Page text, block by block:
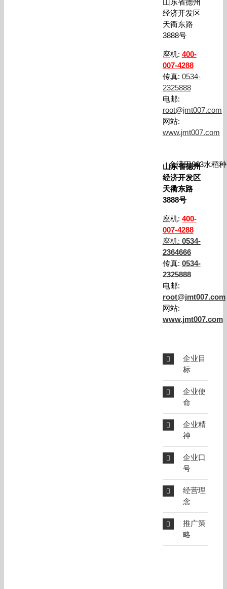
金满田863水稻
山东省德州
经济开发区
天衢东路
3888号
座机: 400-
007-4288
传真: 0534-
2325888
电邮:
root@jmt007.com
网站:
www.jmt007.com
山东省德州
经济开发区
天衢东路
3888号
座机: 400-
007-4288
座机: 0534-
2364666
传真: 0534-
2325888
电邮:
root@jmt007.com
网站:
www.jmt007.com
企业目
标
企业使
命
企业精
神
企业口
号
经营理
念
推广策
略